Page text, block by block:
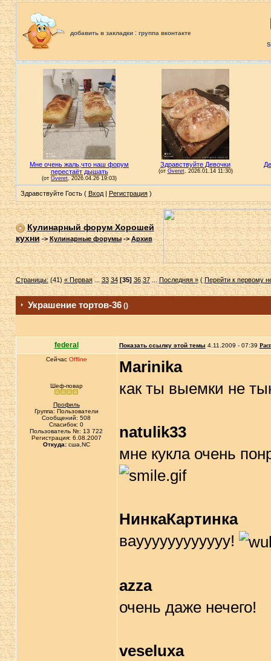
добавить в закладки: группа вконтакте
Здравствуйте Гость ( Вход| Регистрация)
Кулинарный форум Хорошей
кухни->Кулинарные форумы->Архив
Страницы:(41)« Первая...33 34 [35] 36 37...Последняя »( Перейти к первому
Украшение тортов-36()
federal Показать ссылку этой темы 4.11.2009 - 07:39
Сейчас Offline
Шеф-повар
Профиль
Группа: Пользователи
Сообщений: 508
Спасибок: 0
Пользователь №: 13 722
Регистрация: 6.08.2007
Откуда:сша,NC
Marinika
как ты выемки не
natulik33
мне кукла очень
НинкаКартинка
вауууууууууууу!
azza
очень даже нечего!
veseluxa